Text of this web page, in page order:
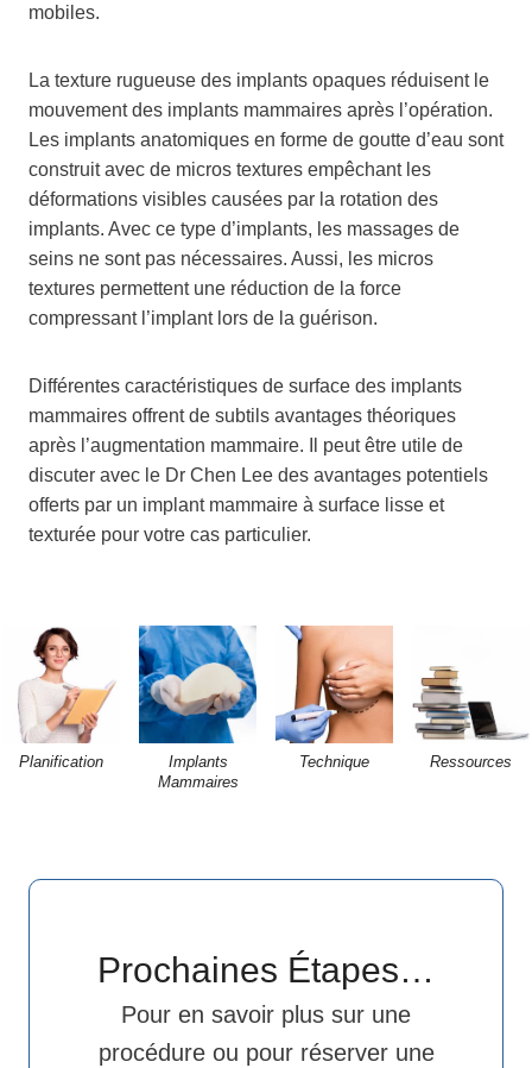
mobiles.
La texture rugueuse des implants opaques réduisent le
mouvement des implants mammaires après l’opération.
Les implants anatomiques en forme de goutte d’eau sont
construit avec de micros textures empêchant les
déformations visibles causées par la rotation des
implants. Avec ce type d’implants, les massages de
seins ne sont pas nécessaires. Aussi, les micros
textures permettent une réduction de la force
compressant l’implant lors de la guérison.
Différentes caractéristiques de surface des implants
mammaires offrent de subtils avantages théoriques
après l’augmentation mammaire. Il peut être utile de
discuter avec le Dr Chen Lee des avantages potentiels
offerts par un implant mammaire à surface lisse et
texturée pour votre cas particulier.
Planification
Implants
Mammaires
Technique Ressources
Prochaines Étapes…
Pour en savoir plus sur une
procédure ou pour réserver une